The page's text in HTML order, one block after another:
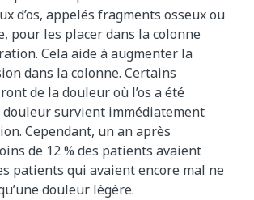
d’os, appelés fragments osseux ou
pour les placer dans la colonne
Cela aide à augmenter la
dans la colonne. Certains
de la douleur où l’os a été
douleur survient immédiatement
Cependant, un an après
de 12 % des patients avaient
patients qui avaient encore mal ne
douleur légère.